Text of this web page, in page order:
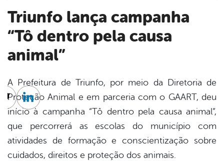
Triunfo lança campanha
“Tô dentro pela causa
animal”
A Prefeitura de Triunfo, por meio da Diretoria de
Proteção Animal e em parceria com o GAART, deu
início à campanha “Tô dentro pela causa animal”,
que percorrerá as escolas do município com
atividades de formação e conscientização sobre
cuidados, direitos e proteção dos animais.
Twitter
Linkedin